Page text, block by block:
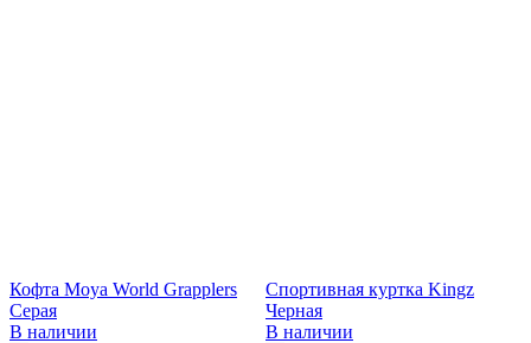
Кофта Moya World Grapplers
Серая
В наличии
Спортивная куртка Kingz
Черная
В наличии